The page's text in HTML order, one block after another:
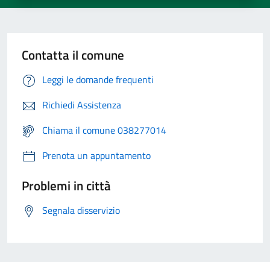
Contatta il comune
Leggi le domande frequenti
Richiedi Assistenza
Chiama il comune 038277014
Prenota un appuntamento
Problemi in città
Segnala disservizio